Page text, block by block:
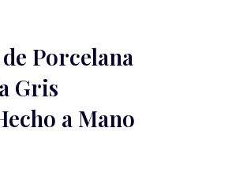
Porcelana
Gris
a Mano